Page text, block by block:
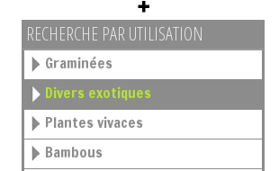
RECHERCHE PAR UTILISATION
Graminées
Divers exotiques
Plantes vivaces
Bambous